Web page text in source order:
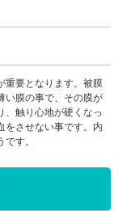
重要となります。被膜
い膜の事で、その膜が
、触り心地が硬くなっ
をさせない事です。内
す。